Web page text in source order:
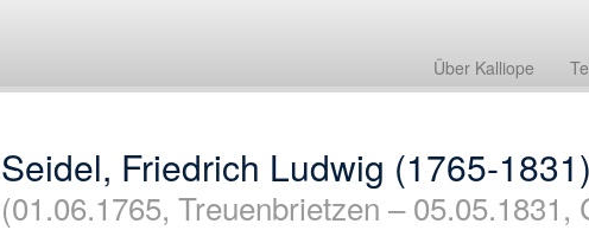
Über Kalliope
Seidel, Friedrich Ludwig (1765-1831)
(01.06.1765, Treuenbrietzen – 05.05.1831,